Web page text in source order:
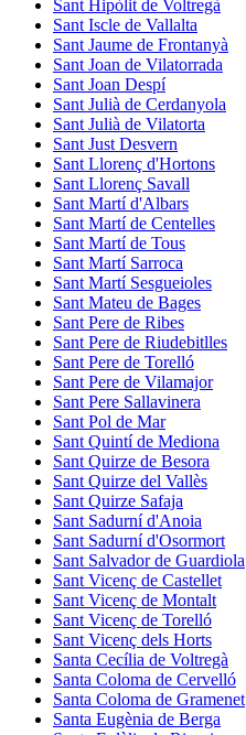
Sant Hipòlit de Voltregà
Sant Iscle de Vallalta
Sant Jaume de Frontanyà
Sant Joan de Vilatorrada
Sant Joan Despí
Sant Julià de Cerdanyola
Sant Julià de Vilatorta
Sant Just Desvern
Sant Llorenç d'Hortons
Sant Llorenç Savall
Sant Martí d'Albars
Sant Martí de Centelles
Sant Martí de Tous
Sant Martí Sarroca
Sant Martí Sesgueioles
Sant Mateu de Bages
Sant Pere de Ribes
Sant Pere de Riudebitlles
Sant Pere de Torelló
Sant Pere de Vilamajor
Sant Pere Sallavinera
Sant Pol de Mar
Sant Quintí de Mediona
Sant Quirze de Besora
Sant Quirze del Vallès
Sant Quirze Safaja
Sant Sadurní d'Anoia
Sant Sadurní d'Osormort
Sant Salvador de Guardiola
Sant Vicenç de Castellet
Sant Vicenç de Montalt
Sant Vicenç de Torelló
Sant Vicenç dels Horts
Santa Cecília de Voltregà
Santa Coloma de Cervelló
Santa Coloma de Gramenet
Santa Eugènia de Berga